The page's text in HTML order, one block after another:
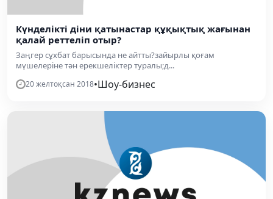
Күнделікті діни қатынастар құқықтық жағынан
қалай реттеліп отыр?
Заңгер сұхбат барысында не айтты?зайырлы қоғам
мүшелеріне тән ерекшеліктер туралы;д...
20 желтоқсан 2018•Шоу-бизнес